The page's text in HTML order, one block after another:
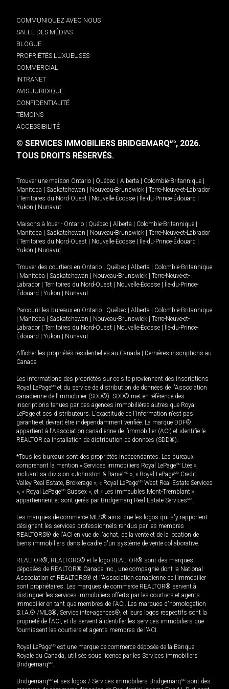
COMMUNIQUEZ AVEC NOUS
SALLE DES MÉDIAS
BLOGUE
PROPRIÉTÉS LUXUEUSES
COMMERCIAL
INTRANET
AVIS JURIDIQUE
CONFIDENTIALITÉ
TÉMOINS
ACCESSIBILITÉ
© SERVICES IMMOBILIERS BRIDGEMARQMD, 2026.
TOUS DROITS RÉSERVÉS.
Trouver une maison Ontario Québec Alberta Colombie-Britannique
Manitoba
Saskatchewan Nouveau-Brunswick
Terre-Neuve-et-Labrador
Territoires du Nord-Ouest Nouvelle-Écosse Île-du-Prince-Édouard
Yukon
Nunavut.
Maisons à louer - Ontario Québec Alberta Colombie-Britannique
Manitoba
Saskatchewan Nouveau-Brunswick
Terre-Neuve-et-Labrador
Territoires du Nord-Ouest Nouvelle-Écosse Île-du-Prince-Édouard
Yukon
Nunavut.
Trouver des courtiers en Ontario Québec Alberta
Colombie-Britannique
Manitoba Saskatchewan Nouveau-Brunswick
Terre-Neuve-et-
Labrador
Territoires du Nord-Ouest Nouvelle-Écosse
Île-du-Prince-
Édouard
Yukon Nunavut
Parcourir les bureaux en Ontario Québec Alberta
Colombie-Britannique
Manitoba Saskatchewan Nouveau-Brunswick
Terre-Neuve-et-
Labrador
Territoires du Nord-Ouest Nouvelle-Écosse
Île-du-Prince-
Édouard
Yukon Nunavut
Afficher les propriétés résidentielles au Canada
Dernières inscriptions au
Canada
Les informations des propriétés sur ce site proviennent des inscriptions
Royal LePageMD et du service de distribution de données de l'Association
canadienne de l’immobilier (SDD®). SDD® met en référence des
inscriptions tenues par des agences immobilières autres que Royal
LePage et ses distributeurs. L'exactitude de l'information n'est pas
garantie et devrait être indépendamment vérifiée. La marque DDF®
appartient à l'Association canadienne de l’immobilier (ACI) et identifie le
REALTOR.ca Installation de distribution de données (SDD®).
*Tous les bureaux sont des propriétés indépendantes. Les bureaux
comprenant la mention « Services immobiliers Royal LePageMD Ltée »,
incluant sa division « Johnston & Daniel MD », « Royal LePageMD Credit
Valley Real Estate, Brokerage », « Royal LePageMD West Real Estate Services
», « Royal LePageMD Sussex », et « Les immeubles Mont-Tremblant »
appartiennent et sont gérés par Bridgemarq Real Estate ServicesMD.
Les marques de commerce MLS® ainsi que les logos qui s'y rapportent
désignent les services professionnels rendus par les membres
REALTORS® de l'ACI en vue de l'achat, de la vente et de la location de
biens immobiliers dans le cadre d'un système de vente collaborative.
REALTOR®, REALTORS® et le logo REALTOR® sont des marques
déposées de REALTOR® Canada Inc., une compagnie dont la National
Association of REALTORS® et l'Association canadienne de l’immobilier
sont propriétaires. Les marques de commerce REALTOR® servent à
distinguer les services immobiliers offerts par les courtiers et agents
immobilier en tant que membres de l'ACI. Les marques d'homologation
S.I.A.® /MLS®, Service inter-agences®, et leurs logos respectifs sont la
propriété de l'ACI, et ils servent à identifier les services immobiliers que
fournissent les courtiers et agents membres de l'ACI.
Royal LePageMD est une marque de commerce déposée de la Banque
Royale du Canada, utilisée sous licence par les Services immobiliers
BridgemarqMD.
BridgemarqMD et ses logos / Services immobiliers BridgemarqMD sont des